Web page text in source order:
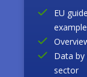
EU
Data
sector